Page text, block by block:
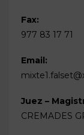
Fax:
977 83 17 71
Email:
Juez –
CREMADES